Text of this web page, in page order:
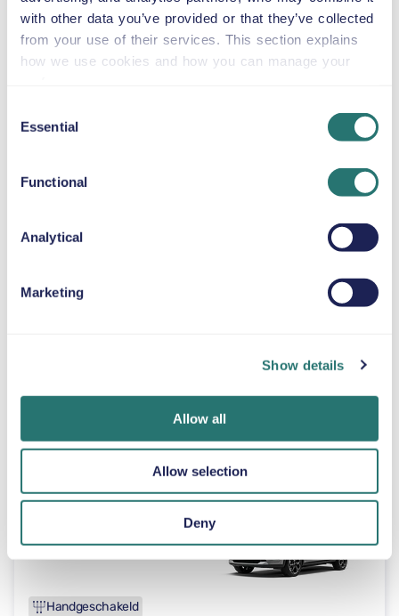
with other data you’ve provided or that they’ve collected
from your use of their services. This section explains
how we use cookies and how you can manage your
Selection
Essential
Functional
Analytical
Marketing
Show details
Allow all
Allow selection
Deny
Automaat
4 deuren
8 zitplaatsen
vanaf US$ 58 per dag
Peugeot 2008
5 deuren
per dag
5 zitplaatsen
Citroen C3
Handgeschakeld